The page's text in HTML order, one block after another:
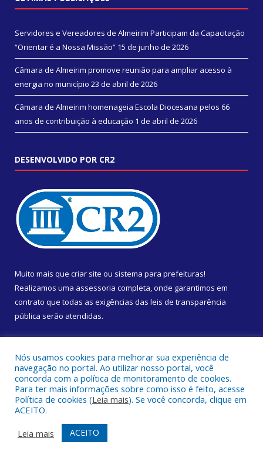
Servidores e Vereadores de Almeirim Participam da Capacitação
“Orientar é a Nossa Missão” 15 de junho de 2026
Câmara de Almeirim promove reunião para ampliar acesso à
energia no município 23 de abril de 2026
Câmara de Almeirim homenageia Escola Diocesana pelos 66
anos de contribuição à educação 1 de abril de 2026
DESENVOLVIDO POR CR2
Muito mais que criar site ou sistema para prefeituras!
Realizamos uma assessoria completa, onde garantimos em
contrato que todas as exigências das leis de transparência
pública serão atendidas.
Todos os direitos reservados a Câmara Municipal de Almeirim.
Mapa do Site
Acessar Área Administrativa
Acessar Webmail
Nós usamos cookies para melhorar sua experiência de
navegação no portal. Ao utilizar nosso portal, você
concorda com a política de monitoramento de cookies.
Para ter mais informações sobre como isso é feito, acesse
Política de cookies (Leia mais). Se você concorda, clique em
ACEITO.
Leia mais
ACEITO